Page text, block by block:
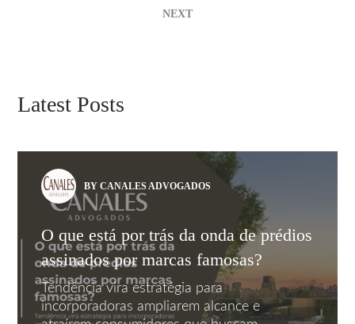
NEXT
Latest Posts
BY CANALES ADVOGADOS
O que está por trás da onda de prédios
assinados por marcas famosas?
Tendência vira estratégia para
incorporadoras ampliarem alcance e